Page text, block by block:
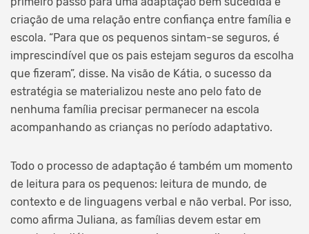
criação de uma relação entre confiança entre família e
escola. “Para que os pequenos sintam-se seguros, é
imprescindível que os pais estejam seguros da escolha
que fizeram”, disse. Na visão de Kátia, o sucesso da
estratégia se materializou neste ano pelo fato de
nenhuma família precisar permanecer na escola
acompanhando as crianças no período adaptativo.
Todo o processo de adaptação é também um momento
de leitura para os pequenos: leitura de mundo, de
contexto e de linguagens verbal e não verbal. Por isso,
como afirma Juliana, as famílias devem estar em